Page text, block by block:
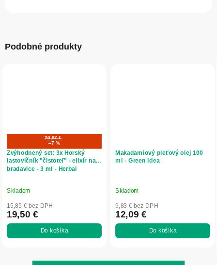
Podobné produkty
20,97 €
–7 %
Zvýhodnený set: 3x Horský
lastovičník "čistoteľ" - elixír na
bradavice - 3 ml - Herbal
Skladom
15,85 € bez DPH
19,50 €
Do košíka
Makadamiový pleťový olej 100
ml - Green idea
Skladom
9,83 € bez DPH
12,09 €
Do košíka